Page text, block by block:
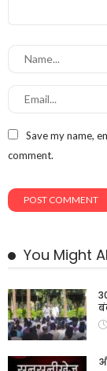
Save my name,
comment.
You Might